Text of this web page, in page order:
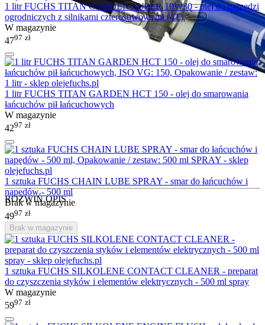
ROZWIŃ OPIS
1 litr FUCHS TITAN GARDEN SUPER 10W30 - olej do narzędzi
ogrodniczych z silnikami czterosuwowymi (4T)
W magazynie
4797 zł
1 litr FUCHS TITAN GARDEN HCT 150 - olej do smarowania
łańcuchów pił łańcuchowych
W magazynie
4297 zł
1 sztuka FUCHS CHAIN LUBE SPRAY - smar do łańcuchów i
napędów - 500 ml
Brak w magazynie
4997 zł
Brak w magazynie
1 sztuka FUCHS SILKOLENE CONTACT CLEANER - preparat
do czyszczenia styków i elementów elektrycznych - 500 ml spray
W magazynie
5997 zł